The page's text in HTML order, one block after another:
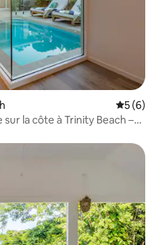
5 (6)
la côte à Trinity Beach –